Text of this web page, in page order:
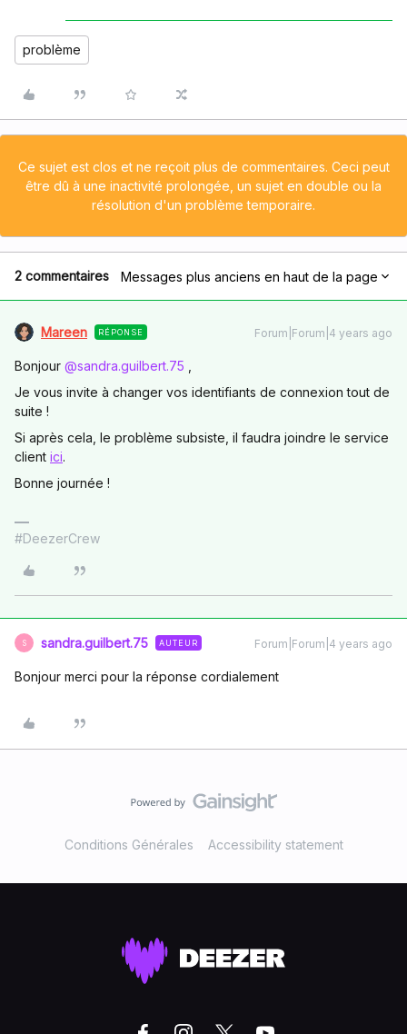
problème
Ce sujet est clos et ne reçoit plus de commentaires. Ceci peut
être dû à une inactivité prolongée, un sujet en double ou la
résolution d'un problème temporaire.
2 commentaires Messages plus anciens en haut de la page
Mareen RÉPONSE Forum|Forum|4 years ago
Bonjour @sandra.guilbert.75
Je vous invite à changer vos identifiants de connexion tout de
suite !
Si après cela, le problème subsiste, il faudra joindre le service
client ici.
Bonne journée !
#DeezerCrew
S sandra.guilbert.75 AUTEUR Forum|Forum|4 years ago
Bonjour merci pour la réponse cordialement
Conditions Générales Accessibility statement